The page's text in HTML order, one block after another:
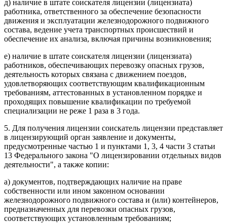
д) наличие в штате соискателя лицензии (лицензиата)
работника, ответственного за обеспечение безопасности
движения и эксплуатации железнодорожного подвижного
состава, ведение учета транспортных происшествий и
обеспечение их анализа, включая причины возникновения;
е) наличие в штате соискателя лицензии (лицензиата)
работников, обеспечивающих перевозку опасных грузов,
деятельность которых связана с движением поездов,
удовлетворяющих соответствующим квалификационным
требованиям, аттестованных в установленном порядке и
проходящих повышение квалификации по требуемой
специализации не реже 1 раза в 3 года.
5. Для получения лицензии соискатель лицензии представляет
в лицензирующий орган заявление и документы,
предусмотренные частью 1 и пунктами 1, 3, 4 части 3 статьи
13 Федерального закона "О лицензировании отдельных видов
деятельности", а также копии:
а) документов, подтверждающих наличие на праве
собственности или ином законном основании
железнодорожного подвижного состава и (или) контейнеров,
предназначенных для перевозки опасных грузов,
соответствующих установленным требованиям;